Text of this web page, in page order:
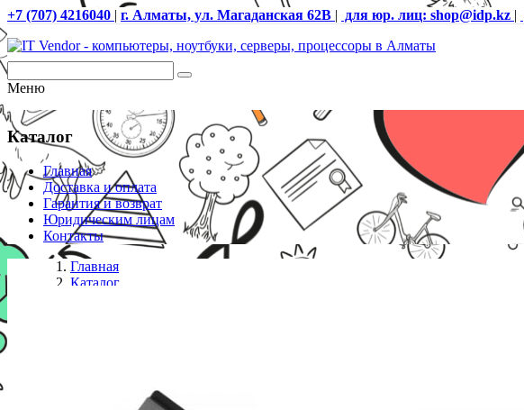
+7 (707) 4216040 | г. Алматы, ул. Магаданская 62В | для юр. лиц: shop@idp.kz |
Меню
Каталог
Главная
Доставка и оплата
Гарантия и возврат
Юридическим лицам
Контакты
Главная
Каталог